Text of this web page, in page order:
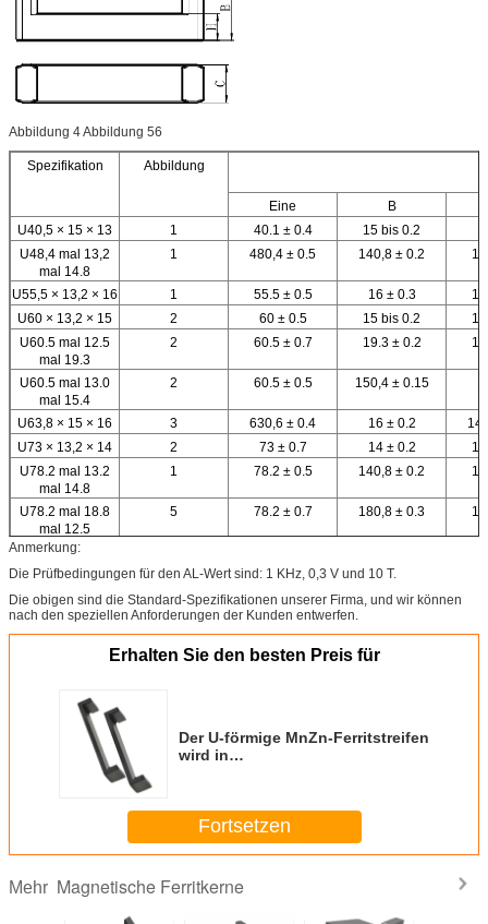
Abbildung 4 Abbildung 56
Spezifikation Abbildung
Eine
B
U40,5 × 15 × 13
1 40.1 ± 0.4 15 bis 0.2
U48,4 mal 13,2
mal 14.8
1 480,4 ± 0.5 140,8 ± 0.2
U55,5 × 13,2 × 16 1 55.5 ± 0.5 16 ± 0.3
U60 × 13,2 × 15
2 60 ± 0.5 15 bis 0.2
U60.5 mal 12.5
mal 19.3
2 60.5 ± 0.7 19.3 ± 0.2
U60.5 mal 13.0
mal 15.4
2 60.5 ± 0.5 150,4 ± 0.15
U63,8 × 15 × 16 3 630,6 ± 0.4 16 ± 0.2
U73 × 13,2 × 14
2 73 ± 0.7 14 ± 0.2
U78.2 mal 13.2
mal 14.8
1 78.2 ± 0.5 140,8 ± 0.2
U78.2 mal 18.8
mal 12.5
5 78.2 ± 0.7 180,8 ± 0.3
U78 mal 9,0 mal
18.0
U78,3 × 24 × 14 24 ± 0.3
U79.1 mal 16.0
mal 4.5
4 79.1 ± 0.6
1 92 ± 1 22 ± 0.3
Anmerkung:
Die Prüfbedingungen für den AL-Wert sind: 1 KHz, 0,3 V und 10 T.
Die obigen sind die Standard-Spezifikationen unserer Firma, und wir können
nach den speziellen Anforderungen der Kunden entwerfen.
Erhalten Sie den besten Preis für
Der U-förmige MnZn-Ferritstreifen
wird in
Fortsetzen
Mehr Magnetische Ferritkerne